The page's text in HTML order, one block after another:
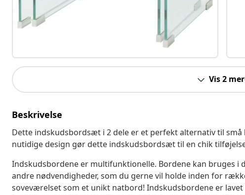
Vis 2
Beskrivelse
Dette indskudsbordsæt i 2 dele er et perfekt alternativ til
nutidige design gør dette indskudsbordsæt til en chik
Indskudsbordene er multifunktionelle. Bordene kan bruges i
andre nødvendigheder, som du gerne vil holde inden for
soveværelset som et unikt natbord! Indskudsbordene er